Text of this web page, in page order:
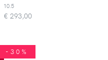
10.5
€ 293,00
-30%